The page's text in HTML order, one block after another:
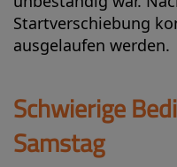
Startverschiebung
ausgelaufen werden.
Schwierige
Samstag